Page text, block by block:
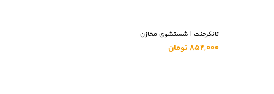
تانکرجنت | شستشوی مخازن
852,000 تومان